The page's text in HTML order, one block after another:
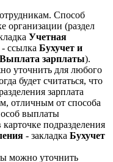
Способ
организации (раздел
Учетная
- ссылка Бухучет и
Выплата зарплаты).
уточнить для любого
будет считаться, что
зарплата
отличным от способа
выплаты
подразделения
- закладка Бухучет
можно уточнить